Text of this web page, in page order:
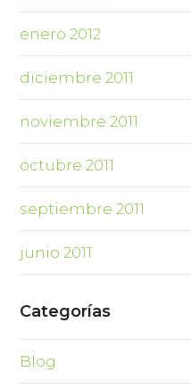
enero 2012
diciembre 2011
noviembre 2011
octubre 2011
septiembre 2011
junio 2011
Categorías
Blog